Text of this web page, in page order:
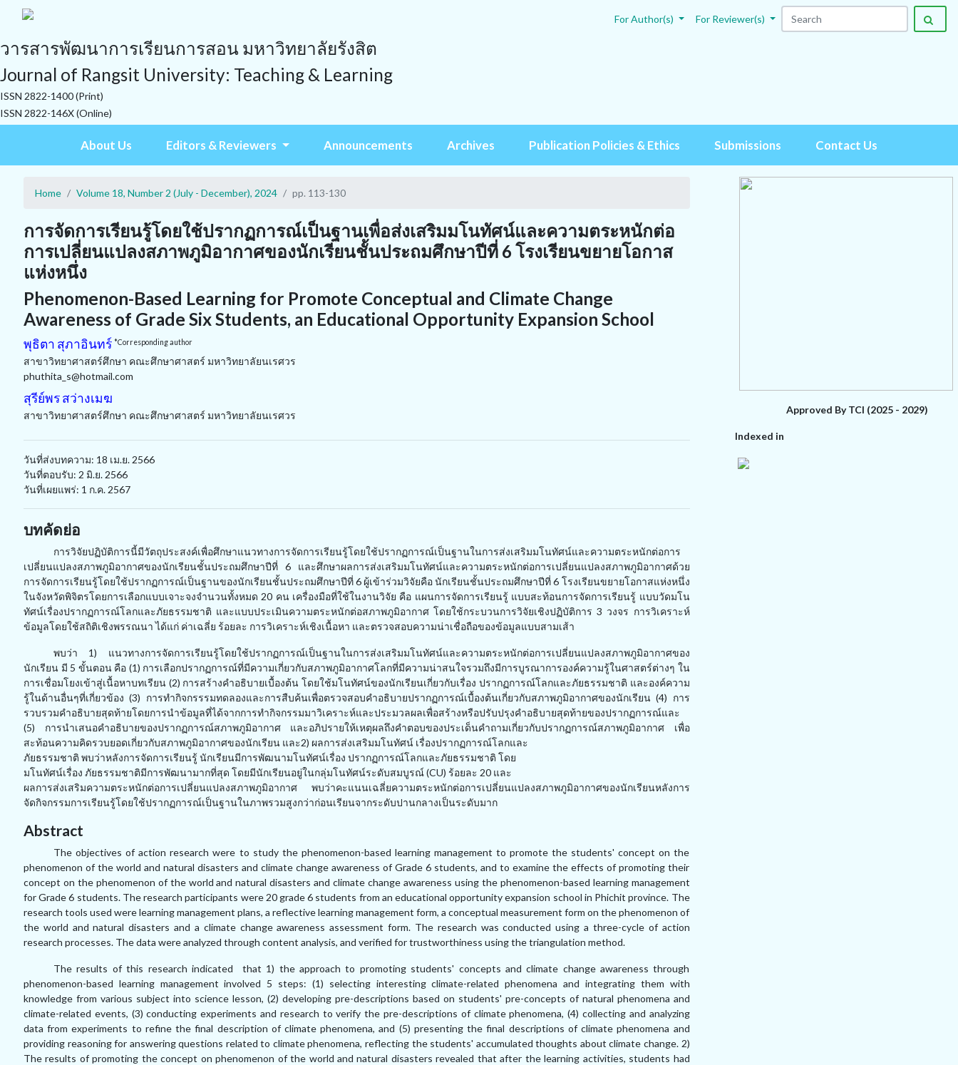
For Author(s) For Reviewer(s)
วารสารพัฒนาการเรียนการสอน มหาวิทยาลัยรังสิต
Journal of Rangsit University: Teaching & Learning
ISSN 2822-1400 (Print)
ISSN 2822-146X (Online)
About Us Editors & Reviewers Announcements Archives Publication Policies & Ethics Submissions Contact Us
Home Volume 18, Number 2 (July - December), 2024 pp. 113-130
การจัดการเรียนรู้โดยใช้ปรากฏการณ์เป็นฐานเพื่อส่งเสริมมโนทัศน์และความตระหนักต่อ
การเปลี่ยนแปลงสภาพภูมิอากาศของนักเรียนชั้นประถมศึกษาปีที่ 6 โรงเรียนขยายโอกาส
แห่งหนึ่ง
Phenomenon-Based Learning for Promote Conceptual and Climate Change
Awareness of Grade Six Students, an Educational Opportunity Expansion School
พุธิตา สุภาอินทร์ *Corresponding author
สาขาวิทยาศาสตร์ศึกษา คณะศึกษาศาสตร์ มหาวิทยาลัยนเรศวร
phuthita_s@hotmail.com
สุรีย์พร สว่างเมฆ
สาขาวิทยาศาสตร์ศึกษา คณะศึกษาศาสตร์ มหาวิทยาลัยนเรศวร
วันที่ส่งบทความ: 18 เม.ย. 2566
วันที่ตอบรับ: 2 มิ.ย. 2566
วันที่เผยแพร่: 1 ก.ค. 2567
บทคัดย่อ
การวิจัยปฏิบัติการนี้มีวัตถุประสงค์เพื่อศึกษาแนวทางการจัดการเรียนรู้โดยใช้ปรากฏการณ์เป็นฐานในการส่งเสริมมโนทัศน์และความตระหนักต่อการ
เปลี่ยนแปลงสภาพภูมิอากาศของนักเรียนชั้นประถมศึกษาปีที่ 6และศึกษาผลการส่งเสริมมโนทัศน์และความตระหนักต่อการเปลี่ยนแปลงสภาพภูมิอากาศด้วย
การจัดการเรียนรู้โดยใช้ปรากฏการณ์เป็นฐานของนักเรียนชั้นประถมศึกษาปีที่6 ผู้เข้าร่วมวิจัยคือ นักเรียนชั้นประถมศึกษาปีที่ 6 โรงเรียนขยายโอกาสแห่งหนึ่ง
ในจังหวัดพิจิตรโดยการเลือกแบบเจาะจงจำนวนทั้งหมด 20 คน เครื่องมือที่ใช้ในงานวิจัย คือ แผนการจัดการเรียนรู้ แบบสะท้อนการจัดการเรียนรู้ แบบวัดมโน
ทัศน์เรื่องปรากฏการณ์โลกและภัยธรรมชาติ และแบบประเมินความตระหนักต่อสภาพภูมิอากาศ โดยใช้กระบวนการวิจัยเชิงปฏิบัติการ3 วงจร การวิเคราะห์
ข้อมูลโดยใช้สถิติเชิงพรรณนา ได้แก่ ค่าเฉลี่ย ร้อยละ การวิเคราะห์เชิงเนื้อหา และตรวจสอบความน่าเชื่อถือของข้อมูลแบบสามเส้า
พบว่า 1) แนวทางการจัดการเรียนรู้โดยใช้ปรากฏการณ์เป็นฐานในการส่งเสริมมโนทัศน์และความตระหนักต่อการเปลี่ยนแปลงสภาพภูมิอากาศของ
นักเรียน มี 5 ขั้นตอน คือ (1) การเลือกปรากฏการณ์ที่มีความเกี่ยวกับสภาพภูมิอากาศโลกที่มีความน่าสนใจรวมถึงมีการบูรณาการองค์ความรู้ในศาสตร์ต่างๆ ใน
การเชื่อมโยงเข้าสู่เนื้อหาบทเรียน (2) การสร้างคำอธิบายเบื้องต้น โดยใช้มโนทัศน์ของนักเรียนเกี่ยวกับเรื่อง ปรากฏการณ์โลกและภัยธรรมชาติ และองค์ความ
รู้ในด้านอื่นๆที่เกี่ยวข้อง (3) การทำกิจกรรรมทดลองและการสืบค้นเพื่อตรวจสอบคำอธิบายปรากฏการณ์เบื้องต้นเกี่ยวกับสภาพภูมิอากาศของนักเรียน (4) การ
รวบรวมคำอธิบายสุดท้ายโดยการนำข้อมูลที่ได้จากการทำกิจกรรมมาวิเคราะห์และประมวลผลเพื่อสร้างหรือปรับปรุงคำอธิบายสุดท้ายของปรากฏการณ์และ
(5) การนำเสนอคำอธิบายของปรากฏการณ์สภาพภูมิอากาศ และอภิปรายให้เหตุผลถึงคำตอบของประเด็นคำถามเกี่ยวกับปรากฏการณ์สภาพภูมิอากาศ เพื่อ
สะท้อนความคิดรวบยอดเกี่ยวกับสภาพภูมิอากาศของนักเรียน และ2) ผลการส่งเสริมมโนทัศน์ เรื่องปรากฏการณ์โลกและ
ภัยธรรมชาติ พบว่าหลังการจัดการเรียนรู้ นักเรียนมีการพัฒนามโนทัศน์เรื่อง ปรากฏการณ์โลกและภัยธรรมชาติ โดย
มโนทัศน์เรื่อง ภัยธรรมชาติมีการพัฒนามากที่สุด โดยมีนักเรียนอยู่ในกลุ่มโนทัศน์ระดับสมบูรณ์ (CU) ร้อยละ 20 และ
ผลการส่งเสริมความตระหนักต่อการเปลี่ยนแปลงสภาพภูมิอากาศ พบว่าคะแนนเฉลี่ยความตระหนักต่อการเปลี่ยนแปลงสภาพภูมิอากาศของนักเรียนหลังการ
จัดกิจกรรมการเรียนรู้โดยใช้ปรากฏการณ์เป็นฐานในภาพรวมสูงกว่าก่อนเรียนจากระดับปานกลางเป็นระดับมาก
Abstract
The objectives of action research were to study the phenomenon-based learning management to promote the students' concept on the
phenomenon of the world and natural disasters and climate change awareness of Grade 6 students, and to examine the effects of promoting their
concept on the phenomenon of the world and natural disasters and climate change awareness using the phenomenon-based learning management
for Grade 6 students. The research participants were 20 grade 6 students from an educational opportunity expansion school in Phichit province. The
research tools used were learning management plans, a reflective learning management form, a conceptual measurement form on the phenomenon of
the world and natural disasters and a climate change awareness assessment form. The research was conducted using a three-cycle of action
research processes. The data were analyzed through content analysis, and verified for trustworthiness using the triangulation method.
The results of this research indicated that 1) the approach to promoting students' concepts and climate change awareness through
phenomenon-based learning management involved 5 steps: (1) selecting interesting climate-related phenomena and integrating them with
knowledge from various subject into science lesson, (2) developing pre-descriptions based on students' pre-concepts of natural phenomena and
climate-related events, (3) conducting experiments and research to verify the pre-descriptions of climate phenomena,(4) collecting and analyzing
data from experiments to refine the final description of climate phenomena, and (5) presenting the final descriptions of climate phenomena and
providing reasoning for answering questions related to climate phenomena, reflecting the students' accumulated thoughts about climate change. 2)
The results of promoting the concept on phenomenon of the world and natural disasters revealed that after the learning activities, students had
Approved By TCI (2025 - 2029)
Indexed in